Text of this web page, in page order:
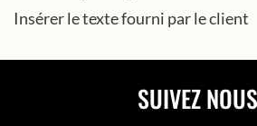
Insérer le texte fourni par le client
SUIVEZ